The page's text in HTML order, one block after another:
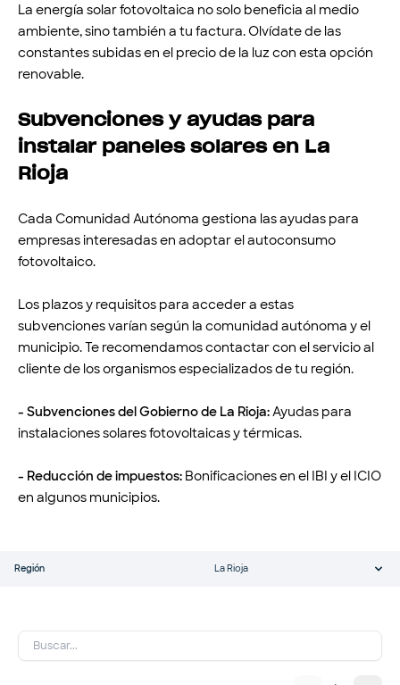
La energía solar fotovoltaica no solo beneficia al medio
ambiente, sino también a tu factura. Olvídate de las
constantes subidas en el precio de la luz con esta opción
renovable.
Subvenciones y ayudas para
instalar paneles solares en La
Rioja
Cada Comunidad Autónoma gestiona las ayudas para
empresas interesadas en adoptar el autoconsumo
fotovoltaico.
Los plazos y requisitos para acceder a estas
subvenciones varían según la comunidad autónoma y el
municipio. Te recomendamos contactar con el servicio al
cliente de los organismos especializados de tu región.
- Subvenciones del Gobierno de La Rioja:Ayudas para
instalaciones solares fotovoltaicas y térmicas.
- Reducción de impuestos: Bonificaciones en el IBI y el ICIO
en algunos municipios.
Región La Rioja